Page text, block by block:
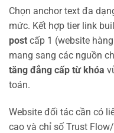
Chọn anchor text đa
mức. Kết hợp tier link
post cấp 1 (website
mang sang các nguồn
tăng đẳng cấp từ khóa
toán.
Website đối tác cần có
cao và chỉ số Trust